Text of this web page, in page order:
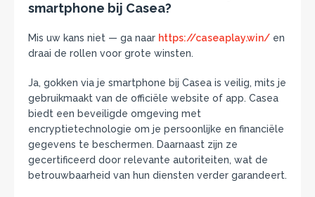
smartphone bij Casea?
Mis uw kans niet — ga naar https://caseaplay.win/ en
draai de rollen voor grote winsten.
Ja, gokken via je smartphone bij Casea is veilig, mits je
gebruikmaakt van de officiële website of app. Casea
biedt een beveiligde omgeving met
encryptietechnologie om je persoonlijke en financiële
gegevens te beschermen. Daarnaast zijn ze
gecertificeerd door relevante autoriteiten, wat de
betrouwbaarheid van hun diensten verder garandeert.